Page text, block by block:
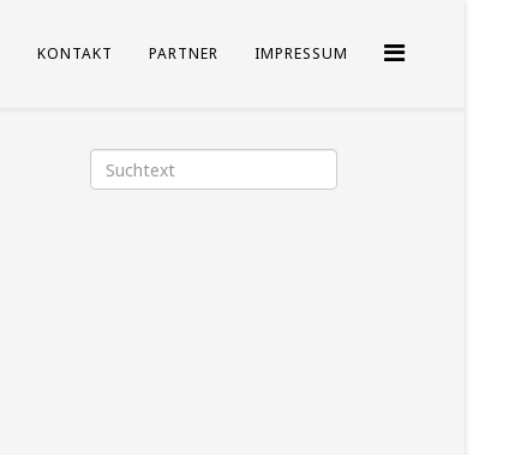
KONTAKT PARTNER IMPRESSUM